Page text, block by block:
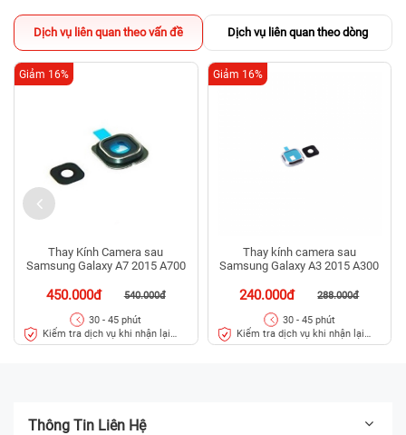
Dịch vụ liên quan theo vấn đề Dịch vụ liên quan theo dòng
Thay Kính Camera sau
Samsung Galaxy A7 2015 A700
450.000đ 540.000đ
Giảm 16%
30 - 45 phút
Kiểm tra dịch vụ khi nhận lại
máy
Thay kính camera sau
Samsung Galaxy A3 2015 A300
240.000đ 288.000đ
Giảm 16%
30 - 45 phút
Kiểm tra dịch vụ khi nhận lại
máy
Thông Tin Liên Hệ